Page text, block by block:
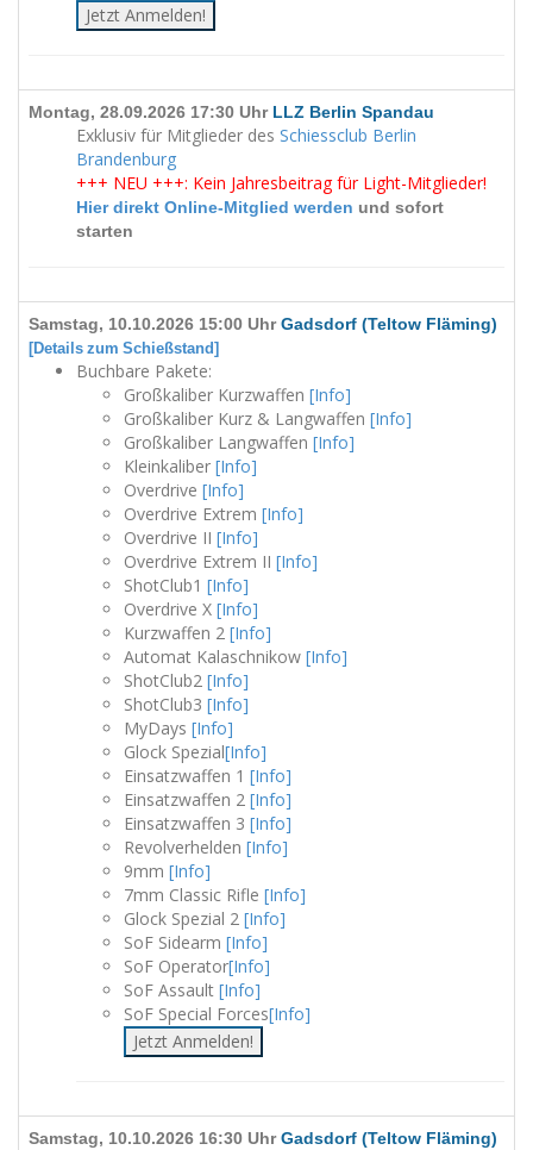
Jetzt Anmelden!
Montag, 28.09.2026 17:30 Uhr LLZ Berlin Spandau
Exklusiv für Mitglieder des Schiessclub Berlin
Brandenburg
+++ NEU +++: Kein Jahresbeitrag für Light-Mitglieder!
Hier direkt Online-Mitglied werden und sofort
starten
Samstag, 10.10.2026 15:00 Uhr Gadsdorf (Teltow Fläming)
[Details zum Schießstand]
Buchbare Pakete:
Großkaliber Kurzwaffen [Info]
Großkaliber Kurz & Langwaffen [Info]
Großkaliber Langwaffen [Info]
Kleinkaliber [Info]
Overdrive [Info]
Overdrive Extrem [Info]
Overdrive II [Info]
Overdrive Extrem II [Info]
ShotClub1 [Info]
Overdrive X [Info]
Kurzwaffen 2 [Info]
Automat Kalaschnikow [Info]
ShotClub2 [Info]
ShotClub3 [Info]
MyDays [Info]
Glock Spezial[Info]
Einsatzwaffen 1 [Info]
Einsatzwaffen 2 [Info]
Einsatzwaffen 3 [Info]
Revolverhelden [Info]
9mm [Info]
7mm Classic Rifle [Info]
Glock Spezial 2 [Info]
SoF Sidearm [Info]
SoF Operator[Info]
SoF Assault [Info]
SoF Special Forces[Info]
Jetzt Anmelden!
Samstag, 10.10.2026 16:30 Uhr Gadsdorf (Teltow Fläming)